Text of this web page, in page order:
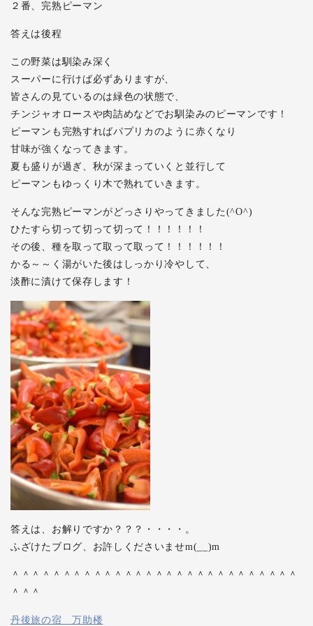
２番、完熟ピーマン
答えは後程
この野菜は馴染み深く
スーパーに行けば必ずありますが、
皆さんの見ているのは緑色の状態で、
チンジャオロースや肉詰めなどでお馴染みのピーマンです！
ピーマンも完熟すればパプリカのように赤くなり
甘味が強くなってきます。
夏も盛りが過ぎ、秋が深まっていくと並行して
ピーマンもゆっくり木で熟れていきます。
そんな完熟ピーマンがどっさりやってきました(^O^)
ひたすら切って切って切って！！！！！！
その後、種を取って取って取って！！！！！！
かる～～く湯がいた後はしっかり冷やして、
淡酢に漬けて保存します！
答えは、お解りですか？？？・・・・。
ふざけたブログ、お許しくださいませm(__)m
＾＾＾＾＾＾＾＾＾＾＾＾＾＾＾＾＾＾＾＾＾＾＾＾＾＾＾＾
＾＾＾
丹後旅の宿 万助楼